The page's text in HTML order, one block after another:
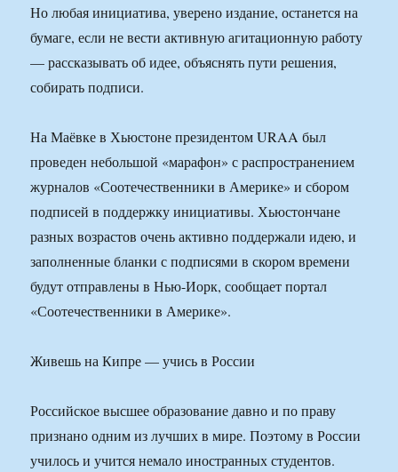
Но любая инициатива, уверено издание, останется на
бумаге, если не вести активную агитационную работу
— рассказывать об идее, объяснять пути решения,
собирать подписи.
На Маёвке в Хьюстоне президентом URAA был
проведен небольшой «марафон» с распространением
журналов «Соотечественники в Америке» и сбором
подписей в поддержку инициативы. Хьюстончане
разных возрастов очень активно поддержали идею, и
заполненные бланки с подписями в скором времени
будут отправлены в Нью-Иорк, сообщает портал
«Соотечественники в Америке».
Живешь на Кипре — учись в России
Российское высшее образование давно и по праву
признано одним из лучших в мире. Поэтому в России
училось и учится немало иностранных студентов.